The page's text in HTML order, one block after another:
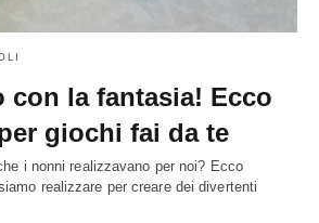
con la fantasia! Ecco
giochi fai da te
i nonni realizzavano per noi? Ecco
realizzare per creare dei divertenti